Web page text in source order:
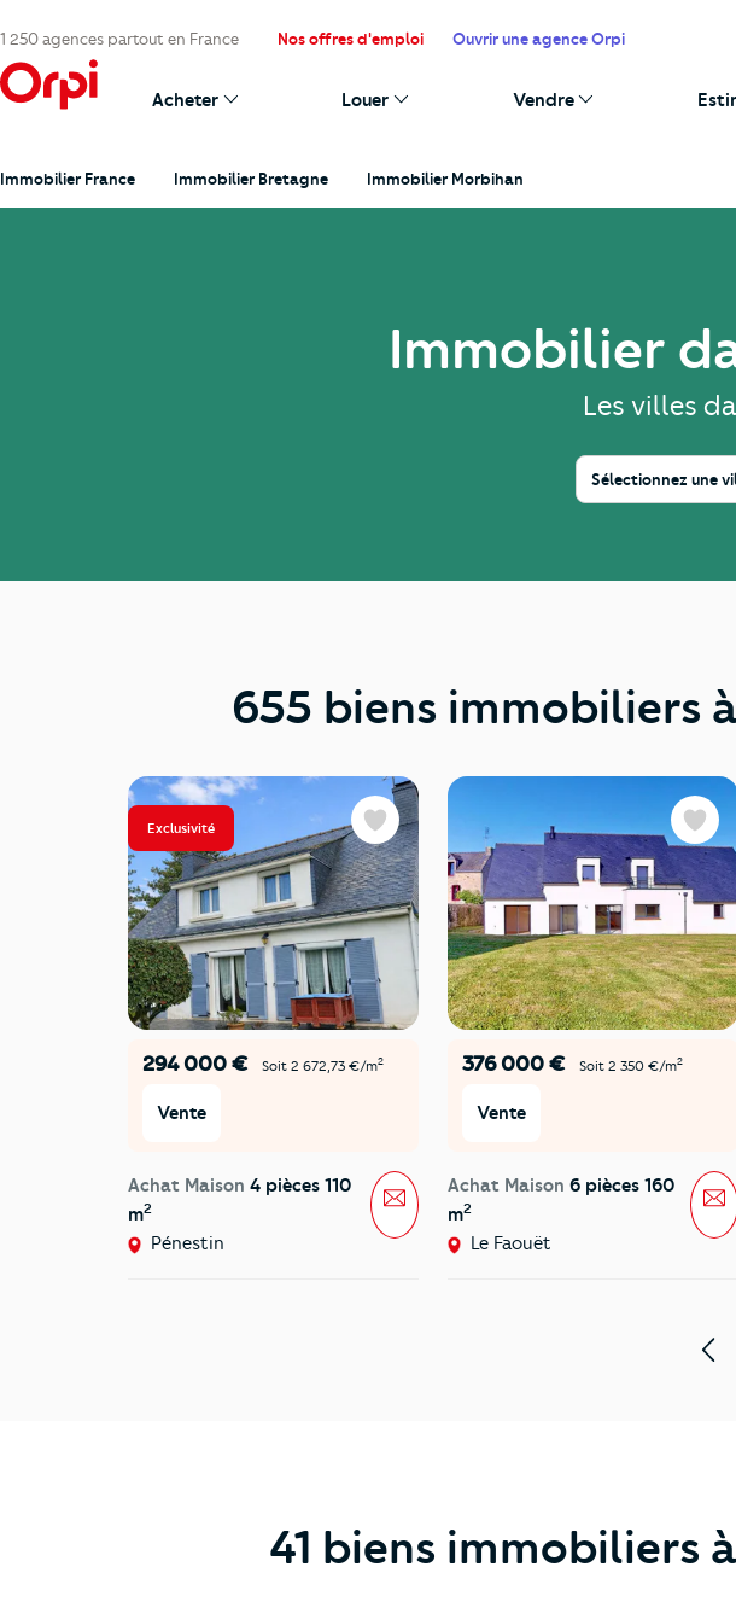
1 250 agences partout en France Nos offres d'emploi Ouvrir une agence Orpi
Acheter Louer Vendre
Immobilier France Immobilier Bretagne Immobilier Morbihan
Immobilier
Les villes
Sélectionnez une
655 biens immobiliers
Exclusivité
294 000 € Soit 2 672,73 €/m2
Vente
Achat Maison 4 pièces 110
m2
Pénestin
Favoris
Message
376 000 € Soit 2 350 €/m2
Vente
Achat Maison 6 pièces 160
m2
Le Faouët
Favoris
41 biens immobiliers